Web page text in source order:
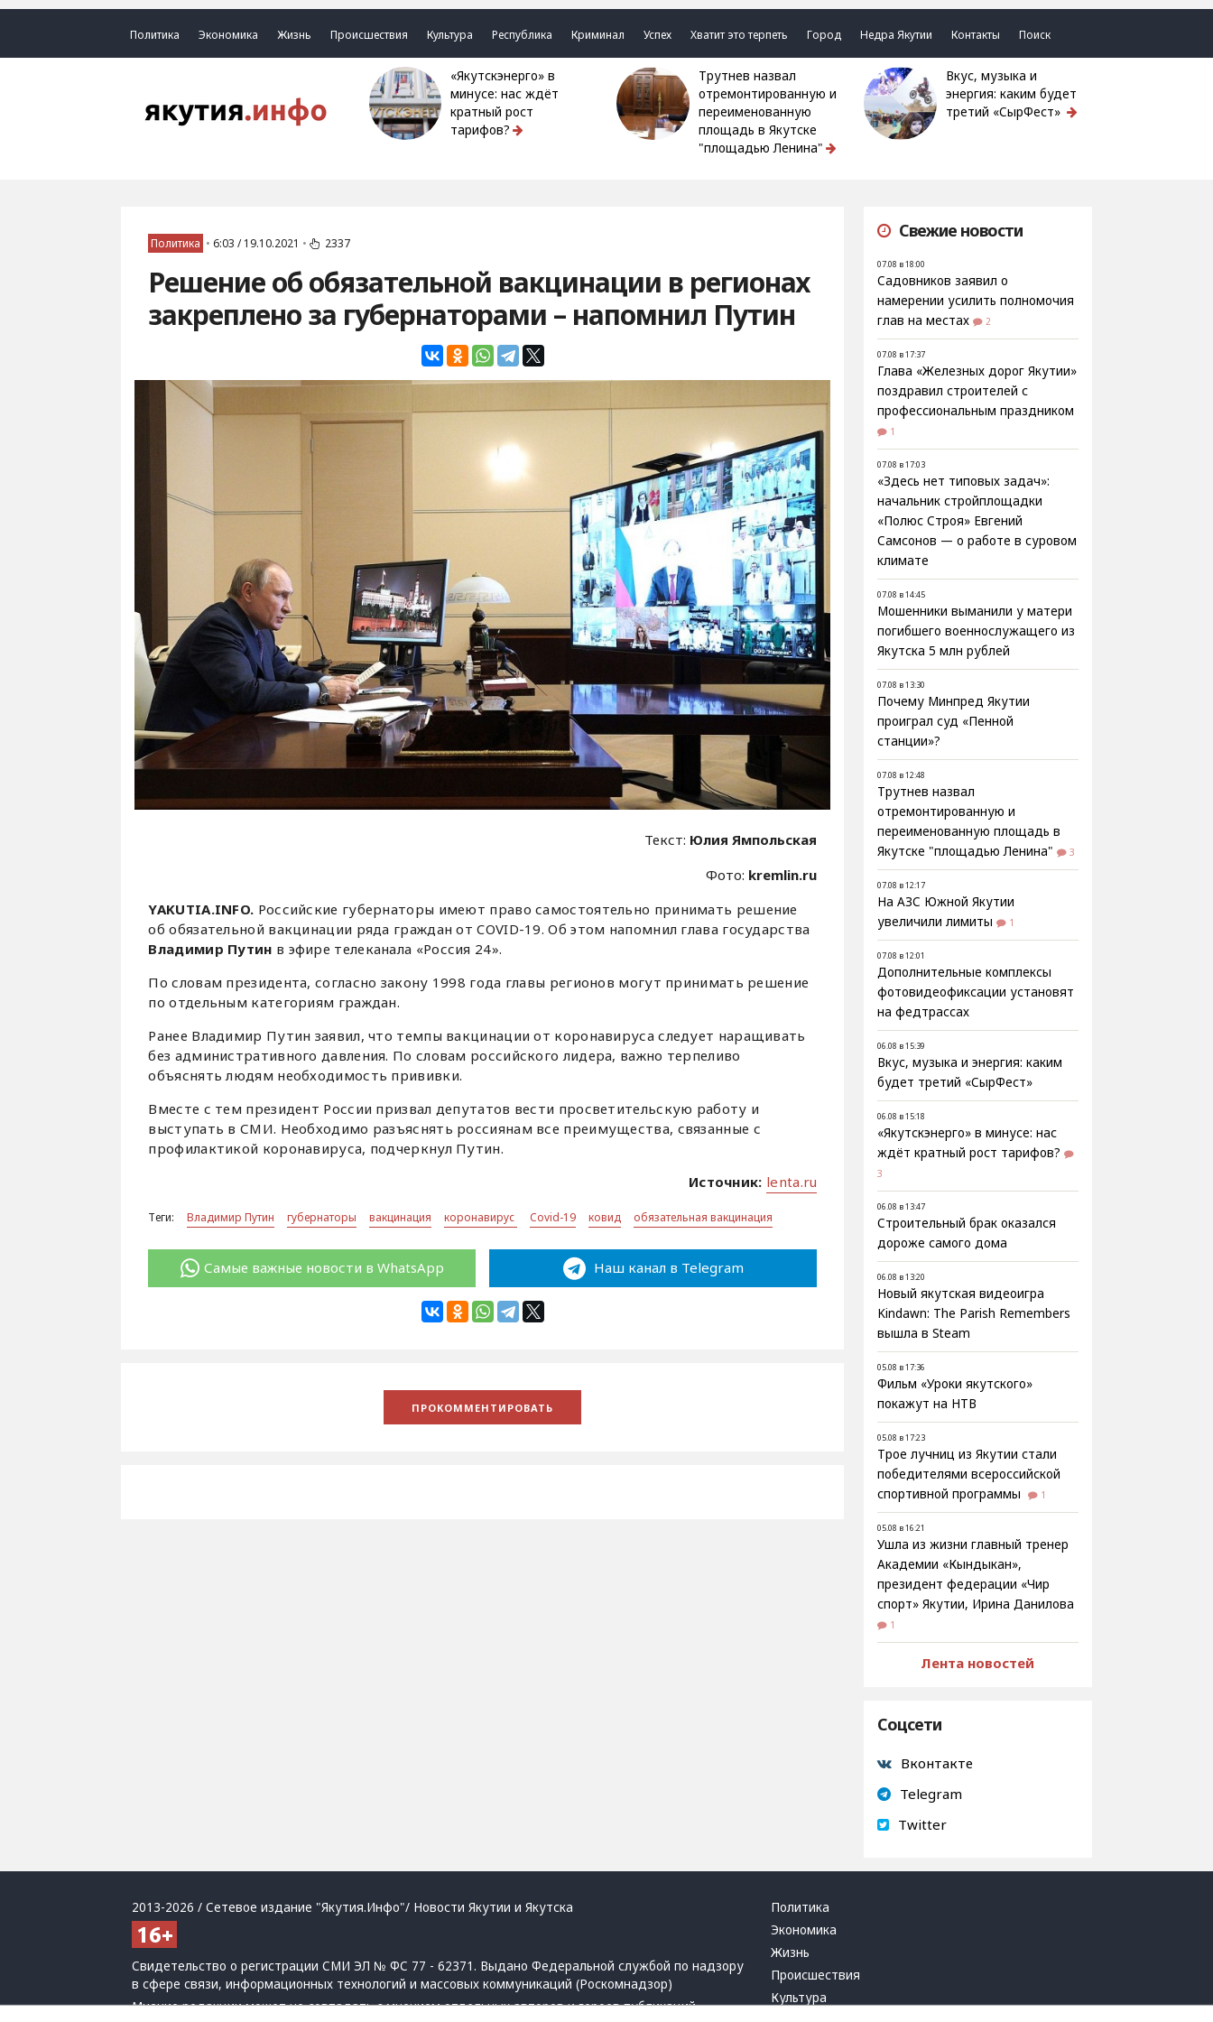
Политика Экономика Жизнь Происшествия Культура Республика Криминал Успех Хватит это терпеть Город Недра Якутии Контакты Поиск
«Якутскэнерго» в
минусе: нас ждёт
кратный рост
тарифов?
Трутнев назвал
отремонтированную и
переименованную
площадь в Якутске
"площадью Ленина"
Вкус, музыка и
энергия: каким будет
третий «СырФест»
Политика • 6:03 / 19.10.2021 • 2337
Решение об обязательной вакцинации в регионах
закреплено за губернаторами – напомнил Путин
Текст: Юлия Ямпольская
Фото: kremlin.ru
YAKUTIA.INFO. Российские губернаторы имеют право самостоятельно принимать решение
об обязательной вакцинации ряда граждан от COVID-19. Об этом напомнил глава государства
Владимир Путин в эфире телеканала «Россия 24».
По словам президента, согласно закону 1998 года главы регионов могут принимать решение
по отдельным категориям граждан.
Ранее Владимир Путин заявил, что темпы вакцинации от коронавируса следует наращивать
без административного давления. По словам российского лидера, важно терпеливо
объяснять людям необходимость прививки.
Вместе с тем президент России призвал депутатов вести просветительскую работу и
выступать в СМИ. Необходимо разъяснять россиянам все преимущества, связанные с
профилактикой коронавируса, подчеркнул Путин.
Источник: lenta.ru
Теги: Владимир Путин губернаторы вакцинация коронавирус Covid-19 ковид обязательная вакцинация
Самые важные новости в WhatsApp Наш канал в Telegram
Свежие новости
07.08 в 18:00
Садовников заявил о
намерении усилить полномочия
глав на местах
2
07.08 в 17:37
Глава «Железных дорог Якутии»
поздравил строителей с
профессиональным праздником
1
07.08 в 17:03
«Здесь нет типовых задач»:
начальник стройплощадки
«Полюс Строя» Евгений
Самсонов — о работе в суровом
климате
07.08 в 14:45
Мошенники выманили у матери
погибшего военнослужащего из
Якутска 5 млн рублей
07.08 в 13:30
Почему Минпред Якутии
проиграл суд «Пенной
станции»?
07.08 в 12:48
Трутнев назвал
отремонтированную и
переименованную площадь в
Якутске "площадью Ленина"
3
07.08 в 12:17
На АЗС Южной Якутии
увеличили лимиты
1
07.08 в 12:01
Дополнительные комплексы
фотовидеофиксации установят
на федтрассах
06.08 в 15:39
Вкус, музыка и энергия: каким
будет третий «СырФест»
06.08 в 15:18
«Якутскэнерго» в минусе: нас
ждёт кратный рост тарифов?
3
06.08 в 13:47
Строительный брак оказался
дороже самого дома
06.08 в 13:20
Новый якутская видеоигра
Kindawn: The Parish Remembers
вышла в Steam
05.08 в 17:36
Фильм «Уроки якутского»
покажут на НТВ
05.08 в 17:23
Трое лучниц из Якутии стали
победителями всероссийской
спортивной программы
1
05.08 в 16:21
Ушла из жизни главный тренер
Академии «Кындыкан»,
президент федерации «Чир
спорт» Якутии, Ирина Данилова
1
Лента новостей
Соцсети
Вконтакте
Telegram
Twitter
2013-2026 / Сетевое издание "Якутия.Инфо"/ Новости Якутии и Якутска
Свидетельство о регистрации СМИ ЭЛ № ФС 77 - 62371. Выдано Федеральной службой по надзору
в сфере связи, информационных технологий и массовых коммуникаций (Роскомнадзор)
Мнение редакции может не совпадать с мнением отдельных авторов и героев публикаций.
Политика
Экономика
Жизнь
Происшествия
Культура